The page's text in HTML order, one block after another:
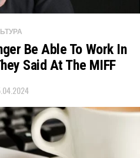
Be Able To Work In
Said At The MIFF